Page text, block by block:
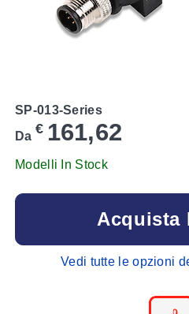
SP-013-Series
Da € 161,62
Modelli In Stock
Acquista
Vedi tutte le opzioni